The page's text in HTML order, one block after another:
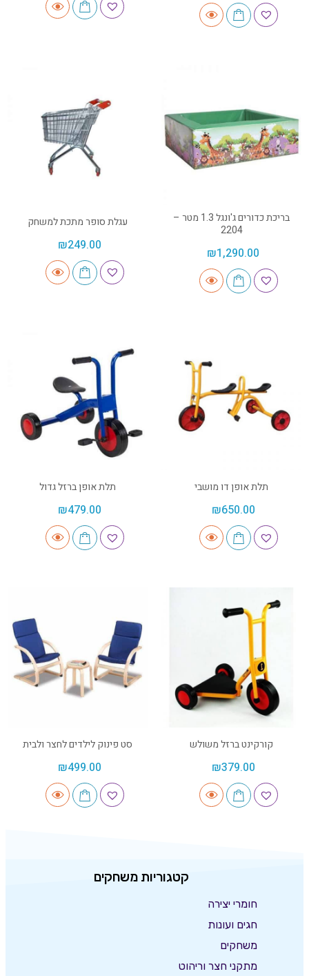
בריכת כדורים ג'ונגל 1.3 מטר –
2204
₪1,290.00
עגלת סופר מתכת למשחק
₪249.00
תלת אופן דו מושבי
₪650.00
תלת אופן ברזל גדול
₪479.00
קורקינט ברזל משולש
₪379.00
סט פינוק לילדים לחצר ולבית
₪499.00
קטגוריות משחקים
חומרי יצירה
חגים ועונות
משחקים
מתקני חצר וריהוט